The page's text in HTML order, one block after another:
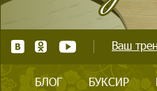
Ваш
БЛОГ БУКСИР